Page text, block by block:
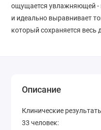
ощущается увлажняющей -
и идеально выравнивает
который сохраняется весь
Описание
Клинические
33 человек: